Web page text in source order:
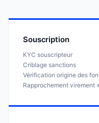
Souscription
KYC souscripteur
Criblage sanctions
Vérification origine des
Rapprochement